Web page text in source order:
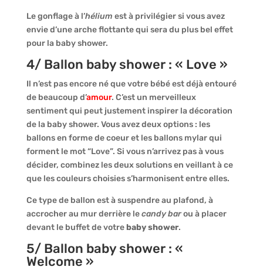
Le gonflage à l’hélium est à privilégier si vous avez
envie d’une arche flottante qui sera du plus bel effet
pour la baby shower.
4/ Ballon baby shower : « Love »
Il n’est pas encore né que votre bébé est déjà entouré
de beaucoup d’amour. C’est un merveilleux
sentiment qui peut justement inspirer la décoration
de la baby shower. Vous avez deux options : les
ballons en forme de coeur et les ballons mylar qui
forment le mot “Love”. Si vous n’arrivez pas à vous
décider, combinez les deux solutions en veillant à ce
que les couleurs choisies s’harmonisent entre elles.
Ce type de ballon est à suspendre au plafond, à
accrocher au mur derrière lecandy barou à placer
devant le buffet de votrebaby shower.
5/ Ballon baby shower : «
Welcome »